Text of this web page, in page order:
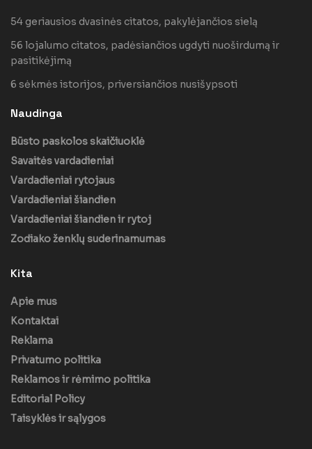
54 geriausios dvasinės citatos, pakylėjančios sielą
56 lojalumo citatos, padėsiančios ugdyti nuoširdumą ir
pasitikėjimą
6 sėkmės istorijos, priversiančios nusišypsoti
Naudinga
Būsto paskolos skaičiuoklė
Savaitės vardadieniai
Vardadieniai rytojaus
Vardadieniai šiandien
Vardadieniai šiandien ir rytoj
Zodiako ženklų suderinamumas
Kita
Apie mus
Kontaktai
Reklama
Privatumo politika
Reklamos ir rėmimo politika
Editorial Policy
Taisyklės ir sąlygos